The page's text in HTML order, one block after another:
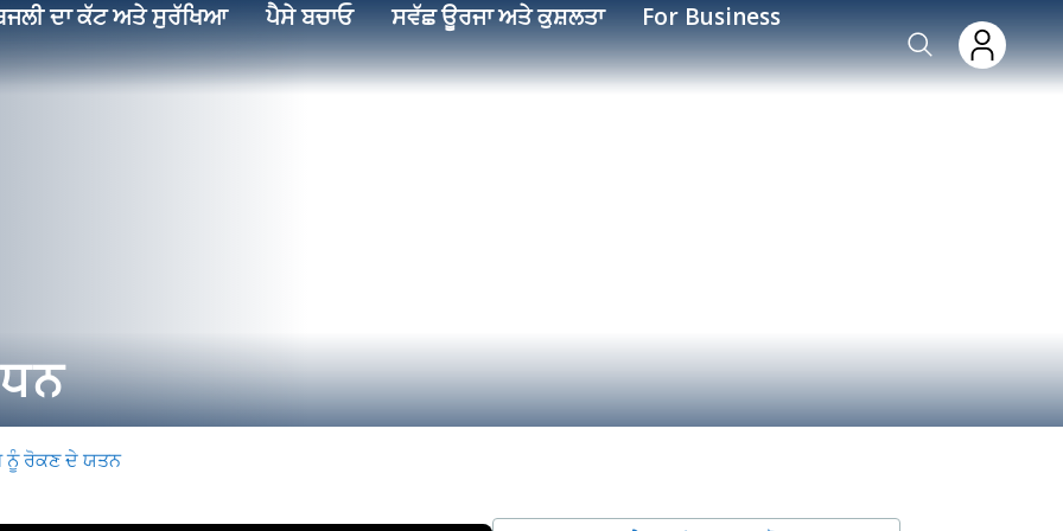
ਦਾ ਕੱਟ ਅਤੇ ਸੁਰੱਖਿਆ ਪੈਸੇ ਬਚਾਓ ਸਵੱਛ ਊਰਜਾ ਅਤੇ ਕੁਸ਼ਲਤਾ For Business
ਨੂੰ ਰੋਕਣ ਦੇ ਯਤਨ